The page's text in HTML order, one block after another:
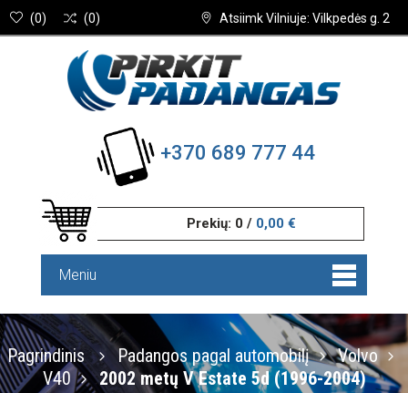
Atsiimk Vilniuje: Vilkpedės g. 2
(0) (0)
+370 689 777 44
Prekių: 0 / 0,00 €
Meniu
Pagrindinis Padangos pagal automobilį
Volvo
V40
2002 metų V Estate 5d (1996-2004)